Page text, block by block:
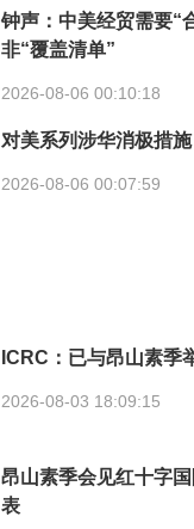
钟声：中美经贸需要“
非“覆盖清单”
2026-08-06 00:10:18
对美系列涉华消极措施
2026-08-06 00:07:59
ICRC：已与昂山素季
2026-08-03 18:09:15
昂山素季会见红十字
表